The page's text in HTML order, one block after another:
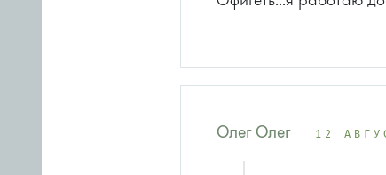
Олег Олег 12